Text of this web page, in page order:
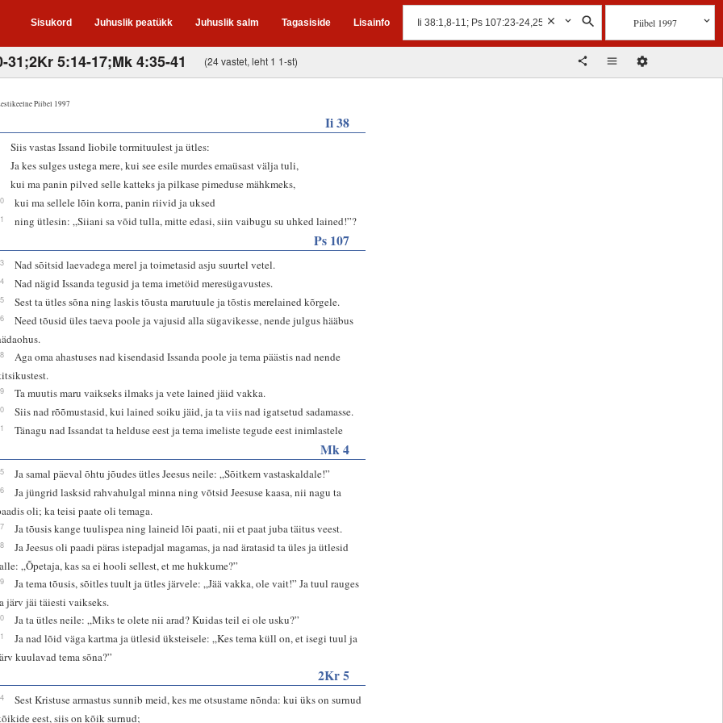
Sisukord Juhuslik peatükk Juhuslik salm Tagasiside Lisainfo Piibel 1997
31;2Kr 5:14-17;Mk 4:35-41 (24 vastet, leht 1 1-st)
Piibel 1997
Ii 38
Siis vastas Issand Iiobile tormituulest ja ütles:
Ja kes sulges ustega mere, kui see esile murdes emaüsast välja tuli,
kui ma panin pilved selle katteks ja pilkase pimeduse mähkmeks,
kui ma sellele lõin korra, panin riivid ja uksed
ning ütlesin: „Siiani sa võid tulla, mitte edasi, siin vaibugu su uhked lained!”?
Ps 107
Nad sõitsid laevadega merel ja toimetasid asju suurtel vetel.
Nad nägid Issanda tegusid ja tema imetöid meresügavustes.
Sest ta ütles sõna ning laskis tõusta marutuule ja tõstis merelained kõrgele.
Need tõusid üles taeva poole ja vajusid alla sügavikesse, nende julgus hääbus
Aga oma ahastuses nad kisendasid Issanda poole ja tema päästis nad nende
Ta muutis maru vaikseks ilmaks ja vete lained jäid vakka.
Siis nad rõõmustasid, kui lained soiku jäid, ja ta viis nad igatsetud sadamasse.
Tänagu nad Issandat ta helduse eest ja tema imeliste tegude eest inimlastele
Mk 4
Ja samal päeval õhtu jõudes ütles Jeesus neile: „Sõitkem vastaskaldale!”
Ja jüngrid lasksid rahvahulgal minna ning võtsid Jeesuse kaasa, nii nagu ta
oli; ka teisi paate oli temaga.
Ja tõusis kange tuulispea ning laineid lõi paati, nii et paat juba täitus veest.
Ja Jeesus oli paadi päras istepadjal magamas, ja nad äratasid ta üles ja ütlesid
„Õpetaja, kas sa ei hooli sellest, et me hukkume?”
Ja tema tõusis, sõitles tuult ja ütles järvele: „Jää vakka, ole vait!” Ja tuul rauges
järv jäi täiesti vaikseks.
Ja ta ütles neile: „Miks te olete nii arad? Kuidas teil ei ole usku?”
Ja nad lõid väga kartma ja ütlesid üksteisele: „Kes tema küll on, et isegi tuul ja
kuulavad tema sõna?”
2Kr 5
Sest Kristuse armastus sunnib meid, kes me otsustame nõnda: kui üks on surnud
eest, siis on kõik surnud;